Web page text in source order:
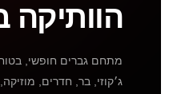
הוותיקה
מתחם גברים חופשי,
ג׳קוזי, בר, חדרים,